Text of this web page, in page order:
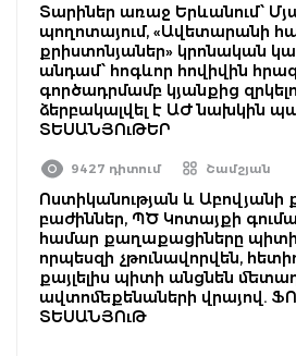
Տարիներ առաջ Երևանում՝
պողոտայում, «Ավետարանի
քրիստոնյաներ» կրոնական
անդամ՝ հոգևոր հովիվին
գործադրմամբ կյանքից
ձերբակալվել է ԱԺ նախկին
ՏԵՍԱՆՅՈւԹԵՐ
9427 դիտում Շամշյան
Ոստիկանության և Աբովյանի
բաժիններ, ՊԾ Կոտայքի
համար քաղաքացիները
որպեսզի չթունավորվեն,
քայլելիս պիտի անցնեն
ավտոմեքենաների վրայով.
ՏԵՍԱՆՅՈւԹ